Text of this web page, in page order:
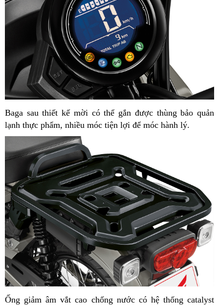
Baga sau thiết kế mời có thể gắn được thùng bảo quản
lạnh thực phẩm, nhiều móc tiện lợi để móc hành lý.
Ống giảm âm vắt cao chống nước có hệ thống catalyst